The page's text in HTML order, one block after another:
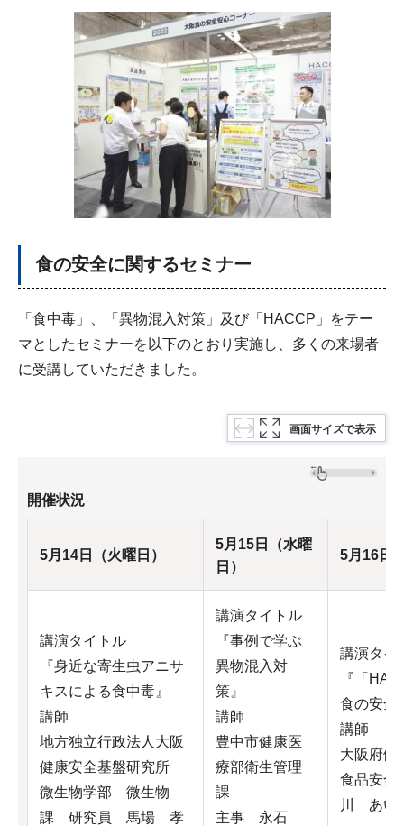
食の安全に関するセミナー
「食中毒」、「異物混入対策」及び「HACCP」をテー
マとしたセミナーを以下のとおり実施し、多くの来場者
に受講していただきました。
画面サイズで表示
開催状況
5月14日（火曜日）
5月15日（水曜
日）
5月16日
講演タイトル
『身近な寄生虫アニサ
キスによる食中毒』
講師
地方独立行政法人大阪
健康安全基盤研究所
微生物学部 微生物
課 研究員 馬場 孝
講演タイトル
『事例で学ぶ
異物混入対
策』
講師
豊中市健康医
療部衛生管理
課
主事 永石
講演タイ
『「
食の安全
講師
大阪府健
食品安
川 あい